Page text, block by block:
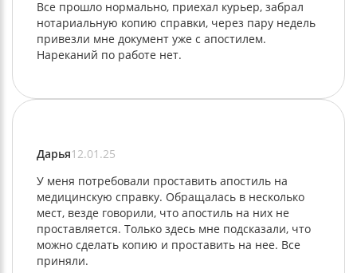
Все прошло нормально, приехал курьер, забрал
нотариальную копию справки, через пару недель
привезли мне документ уже с апостилем.
Нареканий по работе нет.
Дарья12.01.25
У меня потребовали проставить апостиль на
медицинскую справку. Обращалась в несколько
мест, везде говорили, что апостиль на них не
проставляется. Только здесь мне подсказали, что
можно сделать копию и проставить на нее. Все
приняли.